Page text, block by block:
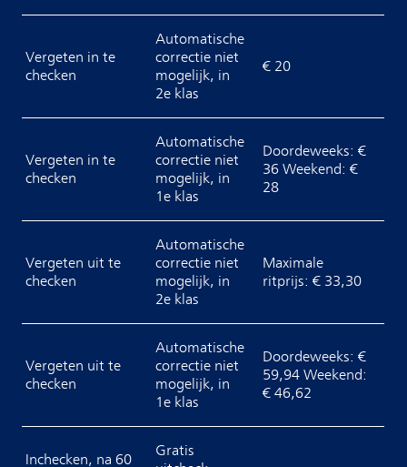
Vergeten in te
checken
Automatische
correctie niet
mogelijk, in
2e klas
€ 20
Vergeten in te
checken
Automatische
correctie niet
mogelijk, in
1e klas
Doordeweeks: €
36 Weekend: €
28
Vergeten uit te
checken
Automatische
correctie niet
mogelijk, in
2e klas
Maximale
ritprijs: € 33,30
Vergeten uit te
checken
Automatische
correctie niet
mogelijk, in
1e klas
Doordeweeks: €
59,94 Weekend:
€ 46,62
Inchecken, na 60
Gratis